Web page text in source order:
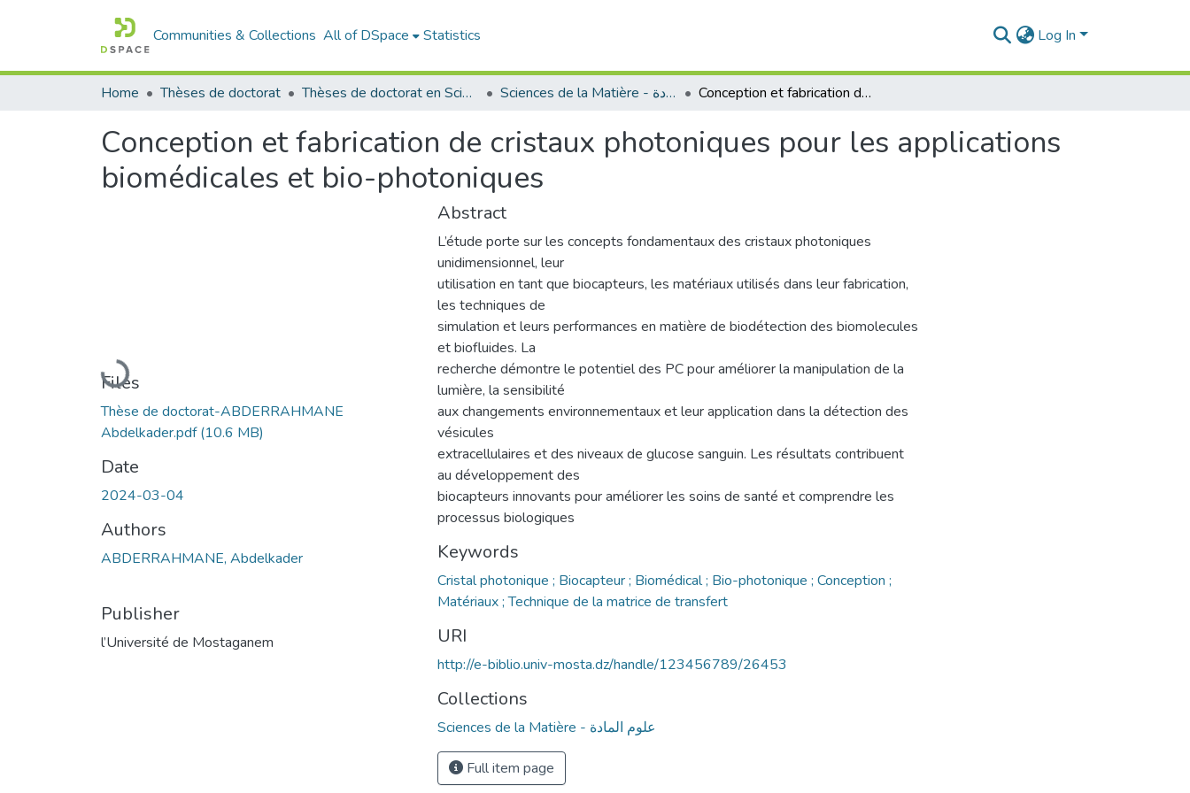
Communities & Collections All of DSpace Statistics Log In
Home Thèses de doctorat Thèses de doctorat en Sciences Sciences de la Matière - علوم المادة Conception et fabrication de cristaux photoniques pour les applications biomédicales et bio-photoniques
Conception et fabrication de cristaux photoniques pour les applications
biomédicales et bio-photoniques
Loading...
Files
Thèse de doctorat-ABDERRAHMANE
Abdelkader.pdf(10.6 MB)
Date
2024-03-04
Authors
ABDERRAHMANE, Abdelkader
Publisher
l’Université de Mostaganem
Abstract
L’étude porte sur les concepts fondamentaux des cristaux photoniques
unidimensionnel, leur
utilisation en tant que biocapteurs, les matériaux utilisés dans leur fabrication,
les techniques de
simulation et leurs performances en matière de biodétection des biomolecules
et biofluides. La
recherche démontre le potentiel des PC pour améliorer la manipulation de la
lumière, la sensibilité
aux changements environnementaux et leur application dans la détection des
vésicules
extracellulaires et des niveaux de glucose sanguin. Les résultats contribuent
au développement des
biocapteurs innovants pour améliorer les soins de santé et comprendre les
processus biologiques
Keywords
Cristal photonique ; Biocapteur ; Biomédical ; Bio-photonique ; Conception ;
Matériaux ; Technique de la matrice de transfert
URI
http://e-biblio.univ-mosta.dz/handle/123456789/26453
Collections
Sciences de la Matière - علوم المادة
Full item page